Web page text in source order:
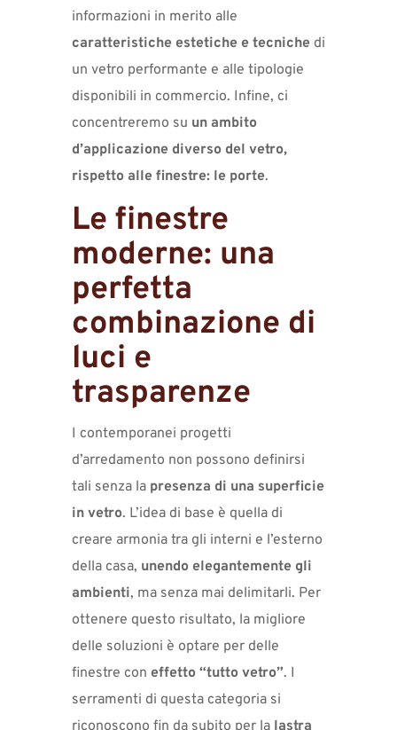
informazioni in merito alle
caratteristiche estetiche e tecnichedi
un vetro performante e alle tipologie
disponibili in commercio. Infine, ci
concentreremo su un ambito
d’applicazione diverso del vetro,
rispetto alle finestre: le porte.
Le finestre
moderne: una
perfetta
combinazione di
luci e
trasparenze
I contemporanei progetti
d’arredamento non possono definirsi
tali senza la presenza di una superficie
in vetro. L’idea di base è quella di
creare armonia tra gli interni e l’esterno
della casa, unendo elegantemente gli
ambienti, ma senza mai delimitarli. Per
ottenere questo risultato, la migliore
delle soluzioni è optare per delle
finestre con effetto “tutto vetro”. I
serramenti di questa categoria si
riconoscono fin da subito per la lastra